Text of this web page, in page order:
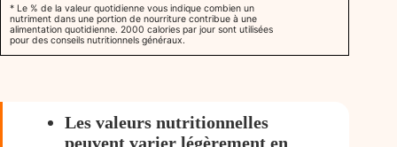
* Le % de la valeur quotidienne vous indique combien un
nutriment dans une portion de nourriture contribue à une
alimentation quotidienne. 2000 calories par jour sont utilisées
pour des conseils nutritionnels généraux.
Les valeurs nutritionnelles
peuvent varier légèrement en